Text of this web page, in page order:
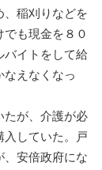
、稲刈りなどを
も現金を８０
バイトをして給
なえなくなっ
が、介護が必
入していた。戸
、安倍政府にな